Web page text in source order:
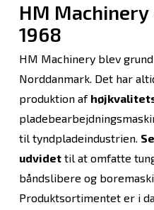
HM
1968
HM Machinery blev
Norddanmark. Det har
produktion af
til tyndpladeindustrien.
udvidettil at omfatte
båndslibere og
Produktsortimentet er i